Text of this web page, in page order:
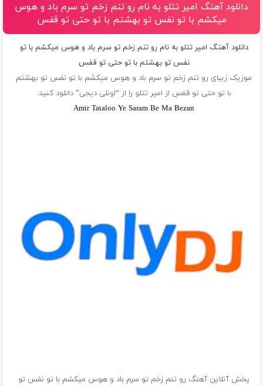
دانلود آهنگ امیر تتلو به نام رو تنم زخم تو سرم باد و هوس
میکشم با تو نفس تو بهشتم با تو حتی تو قفس
دانلود آهنگ امیر تتلو به نام رو تنم زخم تو سرم باد و هوس میکشم با تو
نفس تو بهشتم با تو حتی تو قفس
موزیک زیبای رو تنم زخم تو سرم باد و هوس میکشم با تو نفس تو بهشتم
با تو حتی تو قفس از امیر تتلو را از “اونلی دیجی” دانلود کنید.
Amir Tataloo Ye Saram Be Ma Bezan
پخش آنلاین آهنگ رو تنم زخم تو سرم باد و هوس میکشم با تو نفس تو